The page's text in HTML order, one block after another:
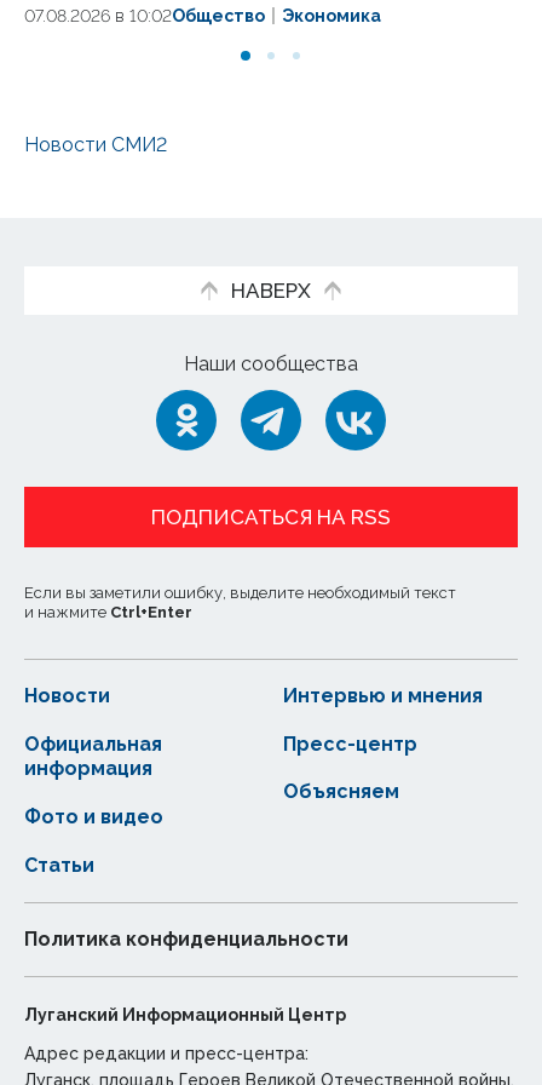
07.08.2026 в 10:02Общество Экономика
Новости СМИ2
НАВЕРХ
Наши сообщества
ПОДПИСАТЬСЯ НА RSS
Если вы заметили ошибку, выделите необходимый текст
и нажмите Ctrl+Enter
Новости
Статьи
Официальная
информация
Интервью и мнения
Фото и видео
Пресс-центр
Объясняем
Политика конфиденциальности
Луганский Информационный Центр
Адрес редакции и пресс-центра:
Луганск, площадь Героев Великой Отечественной войны,